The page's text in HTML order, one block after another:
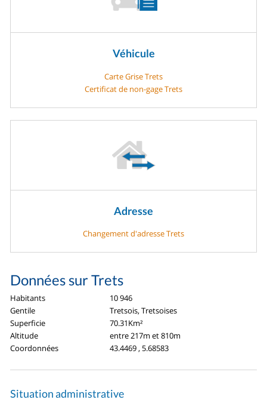
Véhicule
Carte Grise Trets
Certificat de non-gage Trets
Adresse
Changement d'adresse Trets
Données sur Trets
Habitants
10 946
Gentile
Tretsois, Tretsoises
Superficie
70.31Km²
Altitude
entre 217m et 810m
Coordonnées
43.4469 , 5.68583
Situation administrative